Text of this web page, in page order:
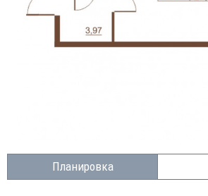
Планировка